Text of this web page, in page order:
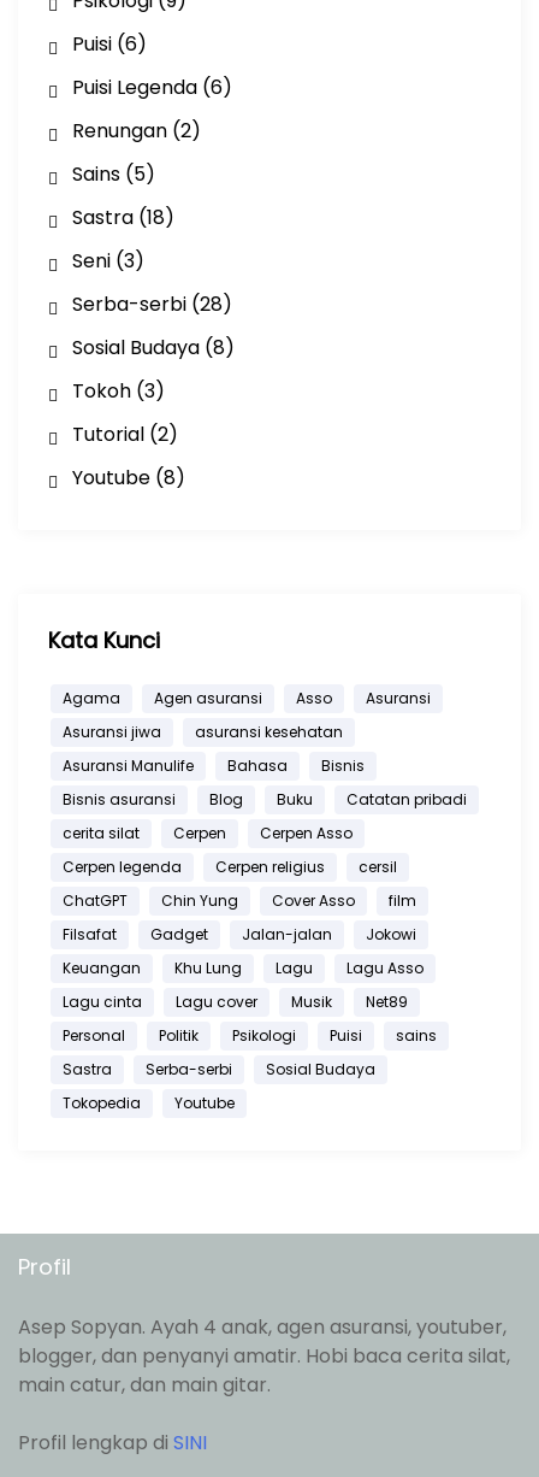
Puisi(6)
Puisi Legenda(6)
Renungan(2)
Sains(5)
Sastra(18)
Seni(3)
Serba-serbi(28)
Sosial Budaya(8)
Tokoh(3)
Tutorial(2)
Youtube(8)
Kata Kunci
Agama Agen asuransi Asso
Asuransi
Asuransi jiwa
asuransi kesehatan
Asuransi Manulife
Bahasa
Bisnis
Bisnis asuransi
Blog Buku
Catatan pribadi
cerita silat
Cerpen
Cerpen Asso
Cerpen legenda
Cerpen religius
cersil
ChatGPT
Chin Yung Cover Asso
film
Filsafat
Gadget Jalan-jalan
Jokowi
Keuangan
Khu Lung Lagu
Lagu Asso
Lagu cinta
Lagu cover Musik
Net89
Personal
Politik Psikologi Puisi
sains
Sastra
Serba-serbi
Sosial Budaya
Tokopedia
Youtube
Profil
Asep Sopyan. Ayah 4 anak, agen asuransi, youtuber,
blogger, dan penyanyi amatir. Hobi baca cerita silat,
main catur, dan main gitar.
Profil lengkap di SINI